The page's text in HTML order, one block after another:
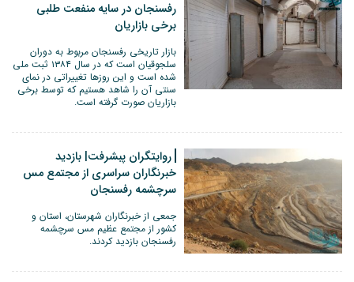
رفسنجان در سایه منفعت طلبی
برخی بازاریان
بازار تاریخی رفسنجان مربوط به دوران
سلجوقیان است که در سال ۱۳۸۴ ثبت ملی
شده است و این روزها تغییراتی در نمای
سنتی آن را شاهد هستیم که توسط برخی
بازاریان صورت گرفته است.
روایتگران پبشرفت| بازدید
خبرنگاران سراسری از مجتمع مس
سرچشمه رفسنجان
جمعی از خبرنگاران شهرستان، استان و
کشور از مجتمع عظیم مس سرچشمه
رفسنجان بازدید کردند.